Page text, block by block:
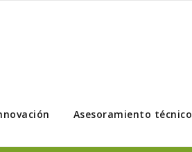
Asesoramiento técnico